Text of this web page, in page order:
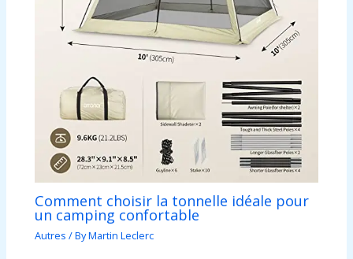
Comment choisir la tonnelle idéale pour
un camping confortable
Autres / ByMartin Leclerc